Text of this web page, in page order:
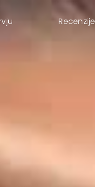
Recenzije